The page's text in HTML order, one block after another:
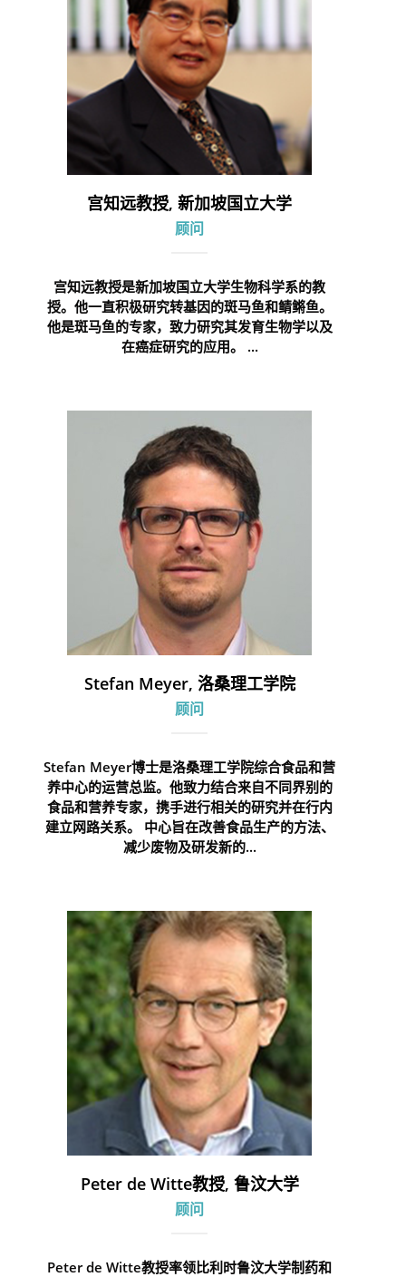
宫知远教授, 新加坡国立大学
顾问
宫知远教授是新加坡国立大学生物科学系的教
授。他一直积极研究转基因的斑马鱼和鲭鳉鱼。
他是斑马鱼的专家，致力研究其发育生物学以及
在癌症研究的应用。 ...
Stefan Meyer, 洛桑理工学院
顾问
Stefan Meyer博士是洛桑理工学院综合食品和营
养中心的运营总监。他致力结合来自不同界别的
食品和营养专家，携手进行相关的研究并在行内
建立网路关系。 中心旨在改善食品生产的方法、
减少废物及研发新的...
Peter de Witte教授, 鲁汶大学
顾问
Peter de Witte教授率领比利时鲁汶大学制药和